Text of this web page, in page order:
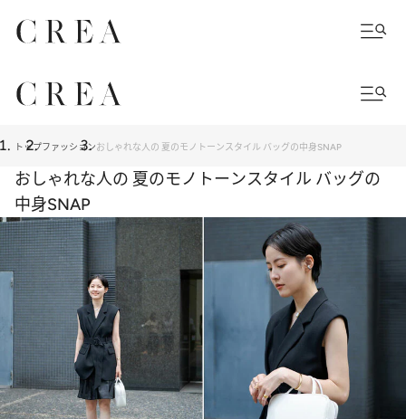
トップファッションおしゃれな人の 夏のモノトーンスタイル バッグの中身SNAP
おしゃれな人の 夏のモノトーンスタイル バッグの
中身SNAP